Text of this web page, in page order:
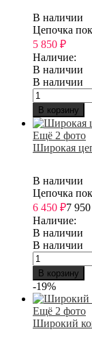
В наличии
Цепочка
5 850 ₽
Наличие:
В наличии
В наличии
В корзину
Ещё 2 фото
Широкая
В наличии
Цепочка
6 450 ₽7 950
Наличие:
В наличии
В наличии
В корзину
-19%
Ещё 2 фото
Широкий